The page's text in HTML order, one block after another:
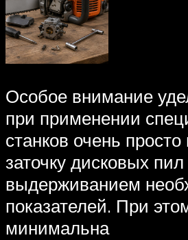
Особое внимание
при применении
станков очень просто
заточку дисковых пил
выдерживанием
показателей. При
минимальна